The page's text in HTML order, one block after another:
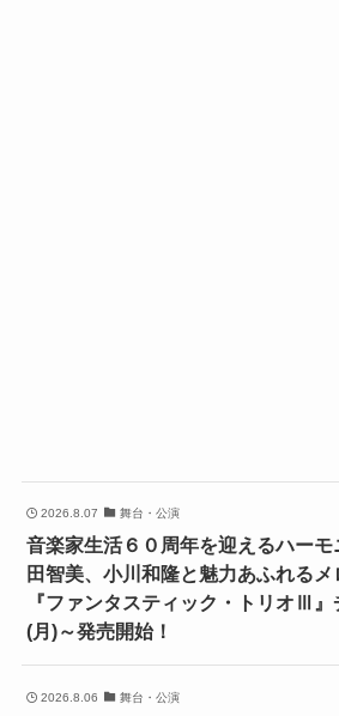
2026.8.07 舞台・公演
音楽家生活６０周年を迎えるハー
田智美、小川和隆と魅力あふれる
『ファンタスティック・トリオⅢ
(月)～発売開始！
2026.8.06 舞台・公演